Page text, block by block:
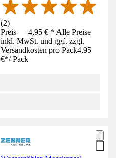
(2)
Preis — 4,95 € * Alle Preise
inkl. MwSt. und ggf. zzgl.
Versandkosten pro Pack4,95
€*/ Pack